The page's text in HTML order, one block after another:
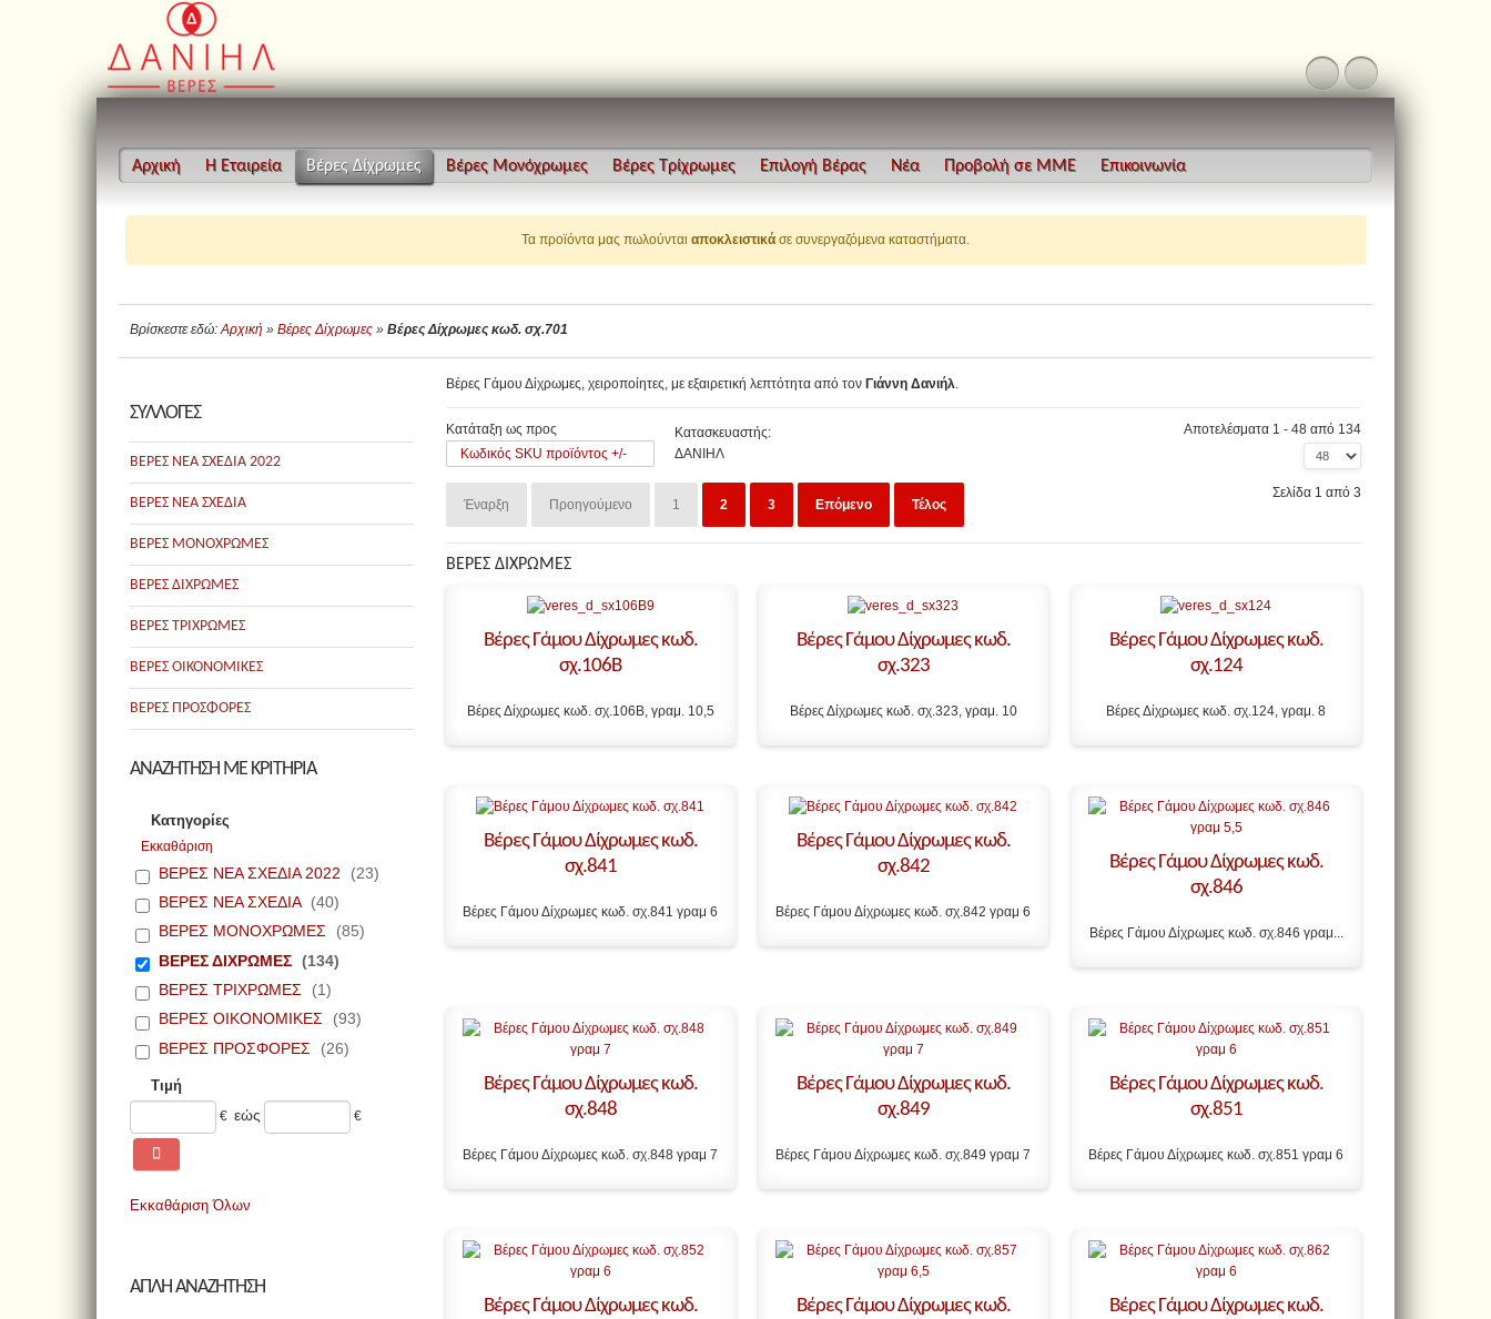
Αρχική Η Εταιρεία Βέρες Δίχρωμες Βέρες Μονόχρωμες Βέρες Τρίχρωμες Επιλογή Βέρας Νέα Προβολή σε ΜΜΕ Επικοινωνία
Τα προϊόντα μας πωλούνται αποκλειστικά σε συνεργαζόμενα καταστήματα.
Βρίσκεστε εδώ: Αρχική » Βέρες Δίχρωμες » Βέρες Δίχρωμες κωδ. σχ.701
ΣΥΛΛΟΓΕΣ
ΒΕΡΕΣ ΝΕΑ ΣΧΕΔΙΑ 2022
ΒΕΡΕΣ ΝΕΑ ΣΧΕΔΙΑ
ΒΕΡΕΣ ΜΟΝΟΧΡΩΜΕΣ
ΒΕΡΕΣ ΔΙΧΡΩΜΕΣ
ΒΕΡΕΣ ΤΡΙΧΡΩΜΕΣ
ΒΕΡΕΣ ΟΙΚΟΝΟΜΙΚΕΣ
ΒΕΡΕΣ ΠΡΟΣΦΟΡΕΣ
ΑΝΑΖΗΤΗΣΗ ΜΕ ΚΡΙΤΗΡΙΑ
Κατηγορίες
Εκκαθάριση
ΒΕΡΕΣ ΝΕΑ ΣΧΕΔΙΑ 2022
(23)
ΒΕΡΕΣ ΝΕΑ ΣΧΕΔΙΑ (40)
ΒΕΡΕΣ ΜΟΝΟΧΡΩΜΕΣ
(85)
ΒΕΡΕΣ ΔΙΧΡΩΜΕΣ (134)
ΒΕΡΕΣ ΤΡΙΧΡΩΜΕΣ
(1)
ΒΕΡΕΣ ΟΙΚΟΝΟΜΙΚΕΣ
(93)
ΒΕΡΕΣ ΠΡΟΣΦΟΡΕΣ
(26)
Τιμή
€ εώς €
Εκκαθάριση Όλων
ΑΠΛΗ ΑΝΑΖΗΤΗΣΗ
Βέρες Γάμου Δίχρωμες, χειροποίητες, με εξαιρετική λεπτότητα από τον Γιάννη Δανιήλ
Κατάταξη ως προς
Κωδικός SKU προϊόντος +/-
Κατασκευαστής:
ΔΑΝΙΗΛ
Αποτελέσματα 1 - 48 από 134
Έναρξη Προηγούμενο 1 2 3 Επόμενο Τέλος
Σελίδα 1 από 3
ΒΕΡΕΣ ΔΙΧΡΩΜΕΣ
Βέρες Γάμου Δίχρωμες κωδ.
σχ.106B
Βέρες Δίχρωμες κωδ. σχ.106B, γραμ. 10,5
Βέρες Γάμου Δίχρωμες κωδ.
σχ.323
Βέρες Δίχρωμες κωδ. σχ.323, γραμ. 10
Βέρες Γάμου Δίχρωμες κωδ.
σχ.124
Βέρες Δίχρωμες κωδ. σχ.124, γραμ. 8
Βέρες Γάμου Δίχρωμες κωδ.
σχ.841
Βέρες Γάμου Δίχρωμες κωδ. σχ.841 γραμ 6
Βέρες Γάμου Δίχρωμες κωδ.
σχ.842
Βέρες Γάμου Δίχρωμες κωδ. σχ.842 γραμ 6
Βέρες Γάμου Δίχρωμες κωδ.
σχ.846
Βέρες Γάμου Δίχρωμες κωδ. σχ.846 γραμ...
Βέρες Γάμου Δίχρωμες κωδ.
σχ.848
Βέρες Γάμου Δίχρωμες κωδ. σχ.848 γραμ 7
Βέρες Γάμου Δίχρωμες κωδ.
σχ.849
Βέρες Γάμου Δίχρωμες κωδ. σχ.849 γραμ 7
Βέρες Γάμου Δίχρωμες κωδ.
σχ.851
Βέρες Γάμου Δίχρωμες κωδ. σχ.851 γραμ 6
Βέρες Γάμου Δίχρωμες κωδ.
Βέρες Γάμου Δίχρωμες κωδ.
Βέρες Γάμου Δίχρωμες κωδ.